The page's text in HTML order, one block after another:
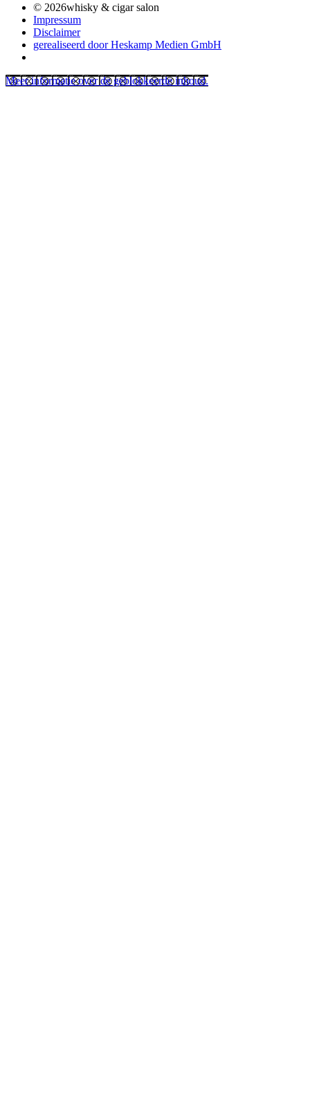
© 2026whisky & cigar salon
Impressum
Disclaimer
gerealiseerd door Heskamp Medien GmbH
Meer informatie over de geblokkeerde inhoud.